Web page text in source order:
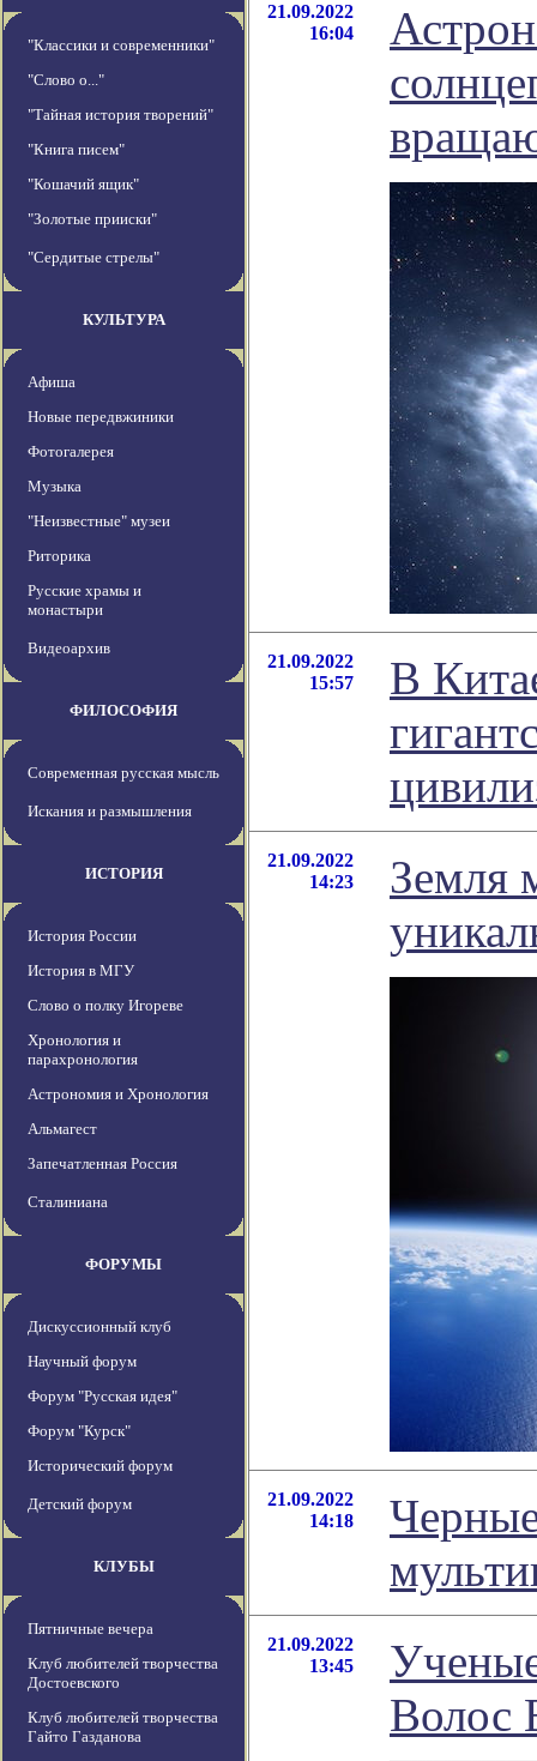
"Классики и современники"
"Слово о..."
"Тайная история творений"
"Книга писем"
"Кошачий ящик"
"Золотые прииски"
"Сердитые стрелы"
КУЛЬТУРА
Афиша
Новые передвжиники
Фотогалерея
Музыка
"Неизвестные" музеи
Риторика
Русские храмы и
монастыри
Видеоархив
ФИЛОСОФИЯ
Современная русская мысль
Искания и размышления
ИСТОРИЯ
История России
История в МГУ
Слово о полку Игореве
Хронология и
парахронология
Астрономия и Хронология
Альмагест
Запечатленная Россия
Сталиниана
ФОРУМЫ
Дискуссионный клуб
Научный форум
Форум "Русская идея"
Форум "Курск"
Исторический форум
Детский форум
КЛУБЫ
Пятничные вечера
Клуб любителей творчества
Достоевского
Клуб любителей творчества
Гайто Газданова
21.09.2022
16:04
21.09.2022
15:57
В
21.09.2022
14:23
Земля
21.09.2022
14:18
21.09.2022
13:45
Волос